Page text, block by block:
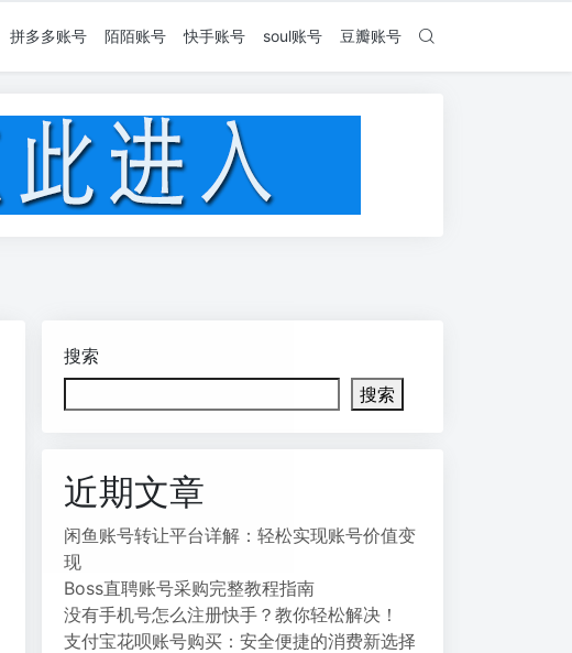
拼多多账号 陌陌账号 快手账号 soul账号 豆瓣账号
搜索
搜索
近期文章
闲鱼账号转让平台详解：轻松实现账号价值变
现
Boss直聘账号采购完整教程指南
没有手机号怎么注册快手？教你轻松解决！
支付宝花呗账号购买：安全便捷的消费新选择